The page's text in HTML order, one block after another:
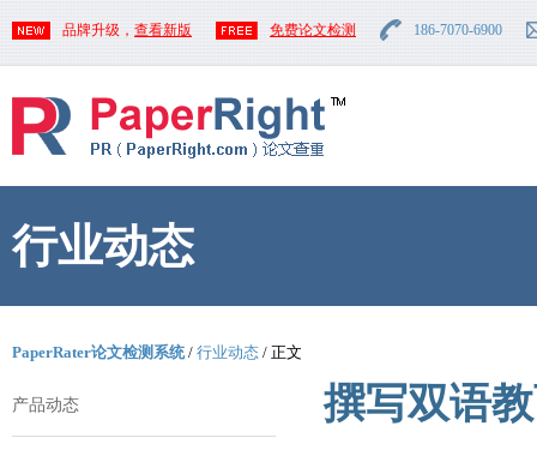
品牌升级， 查看新版 免费论文检测 186-7070-6900
行业动态
PaperRater论文检测系统/ 行业动态 / 正文
产品动态 撰写双语